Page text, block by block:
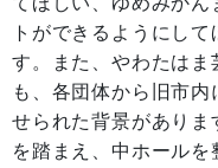
トができるようにし
す。また、やわたはま
も、各団体から旧市
せられた背景があり
を踏まえ、中ホールを